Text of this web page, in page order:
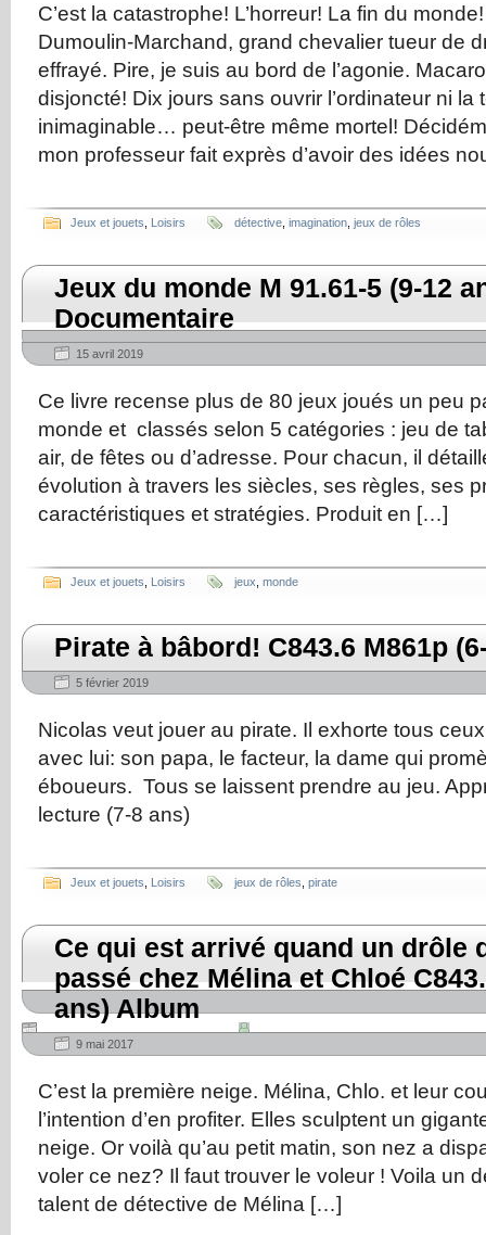
C’est la catastrophe! L’horreur! La fin du
Dumoulin-Marchand, grand chevalier tueur de
effrayé. Pire, je suis au bord de l’agonie.
disjoncté! Dix jours sans ouvrir l’ordinateur ni la
inimaginable… peut-être même mortel!
mon professeur fait exprès d’avoir des idées
Jeux et jouets Loisirs détective imagination jeux de rôles
Jeux du monde M 91.61-5 (9-12
Documentaire
15 avril 2019
Ce livre recense plus de 80 jeux joués un peu
monde et classés selon 5 catégories : jeu de
air, de fêtes ou d’adresse. Pour chacun, il
évolution à travers les siècles, ses règles, ses
caractéristiques et stratégies. Produit en […]
Jeux et jouets Loisirs jeux monde
Pirate à bâbord! C843.6 M861p
5 février 2019
Nicolas veut jouer au pirate. Il exhorte tous
avec lui: son papa, le facteur, la dame qui
éboueurs. Tous se laissent prendre au jeu.
lecture (7-8 ans)
Jeux et jouets Loisirs jeux de rôles pirate
Ce qui est arrivé quand un drôle
passé chez Mélina et Chloé
ans) Album
9 mai 2017
C’est la première neige. Mélina, Chlo. et leur
l’intention d’en profiter. Elles sculptent un
neige. Or voilà qu’au petit matin, son nez a
voler ce nez? Il faut trouver le voleur ! Voila un
talent de détective de Mélina […]